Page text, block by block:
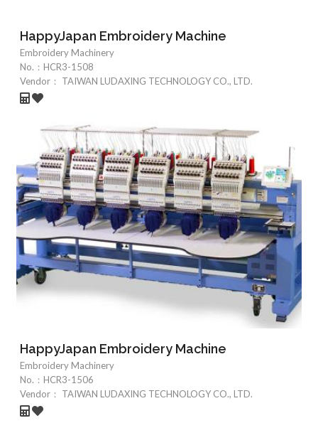
HappyJapan Embroidery Machine
Embroidery Machinery
No.： HCR3-1508
Vendor：
TAIWAN LUDAXING TECHNOLOGY CO., LTD.
HappyJapan Embroidery Machine
Embroidery Machinery
No.： HCR3-1506
Vendor：
TAIWAN LUDAXING TECHNOLOGY CO., LTD.